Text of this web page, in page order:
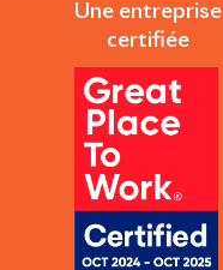
Une entreprise
certifiée